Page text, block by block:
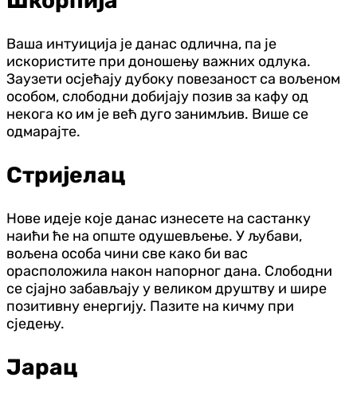
Ваша интуиција је данас одлична, па је
искористите при доношењу важних одлука.
Заузети осјећају дубоку повезаност са вољеном
особом, слободни добијају позив за кафу од
некога ко им је већ дуго занимљив. Више се
одмарајте.
Стријелац
Нове идеје које данас изнесете на састанку
наићи ће на опште одушевљење. У љубави,
вољена особа чини све како би вас
орасположила након напорног дана. Слободни
се сјајно забављају у великом друштву и шире
позитивну енергију. Пазите на кичму при
сједењу.
Јарац